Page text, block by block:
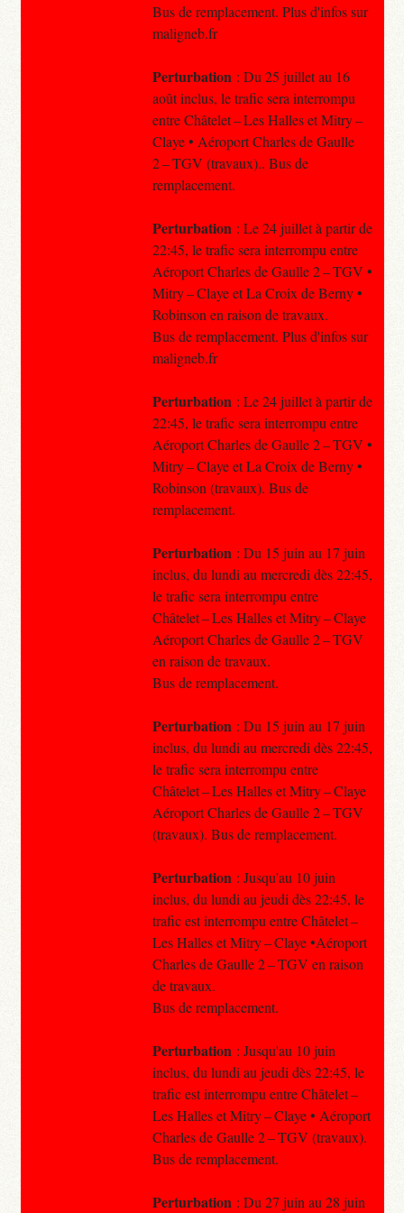
Bus de remplacement. Plus d'infos sur
maligneb.fr
Perturbation : Du 25 juillet au 16
août inclus, le trafic sera interrompu
entre Châtelet – Les Halles et Mitry –
Claye • Aéroport Charles de Gaulle
2 – TGV (travaux).. Bus de
remplacement.
Perturbation : Le 24 juillet à partir de
22:45, le trafic sera interrompu entre
Aéroport Charles de Gaulle 2 – TGV •
Mitry – Claye et La Croix de Berny •
Robinson en raison de travaux.
Bus de remplacement. Plus d'infos sur
maligneb.fr
Perturbation : Le 24 juillet à partir de
22:45, le trafic sera interrompu entre
Aéroport Charles de Gaulle 2 – TGV •
Mitry – Claye et La Croix de Berny •
Robinson (travaux). Bus de
remplacement.
Perturbation : Du 15 juin au 17 juin
inclus, du lundi au mercredi dès 22:45,
le trafic sera interrompu entre
Châtelet – Les Halles et Mitry – Claye
Aéroport Charles de Gaulle 2 – TGV
en raison de travaux.
Bus de remplacement.
Perturbation : Du 15 juin au 17 juin
inclus, du lundi au mercredi dès 22:45,
le trafic sera interrompu entre
Châtelet – Les Halles et Mitry – Claye
Aéroport Charles de Gaulle 2 – TGV
(travaux). Bus de remplacement.
Perturbation : Jusqu'au 10 juin
inclus, du lundi au jeudi dès 22:45, le
trafic est interrompu entre Châtelet –
Les Halles et Mitry – Claye •Aéroport
Charles de Gaulle 2 – TGV en raison
de travaux.
Bus de remplacement.
Perturbation : Jusqu'au 10 juin
inclus, du lundi au jeudi dès 22:45, le
trafic est interrompu entre Châtelet –
Les Halles et Mitry – Claye • Aéroport
Charles de Gaulle 2 – TGV (travaux).
Bus de remplacement.
Perturbation : Du 27 juin au 28 juin